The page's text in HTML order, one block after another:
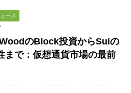
ース
のBlock投資からSuiの
まで：仮想通貨市場の最前